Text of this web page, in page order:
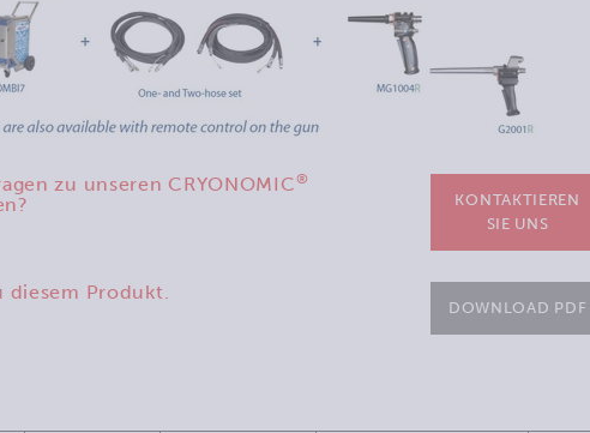
zu unseren CRYONOMIC®
KONTAKTIEREN
SIE UNS
diesem Produkt.
DOWNLOAD PDF